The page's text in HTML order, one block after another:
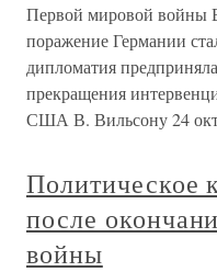
Первой мировой войны
поражение Германии
дипломатия
прекращения
США В. Вильсону 24
Политическое
после
войны